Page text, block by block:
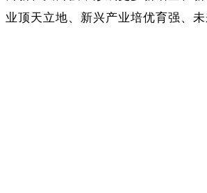
业顶天立地、新兴产业培优育强、未